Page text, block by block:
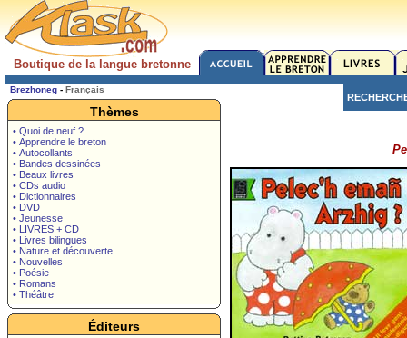
Boutique de la langue bretonne
Brezhoneg - Français
Thèmes
• Quoi de neuf ?
• Apprendre le breton
• Autocollants
• Bandes dessinées
• Beaux livres
• CDs audio
• Dictionnaires
• DVD
• Jeunesse
• LIVRES + CD
• Livres bilingues
• Nature et découverte
• Nouvelles
• Poésie
• Romans
• Théâtre
Éditeurs